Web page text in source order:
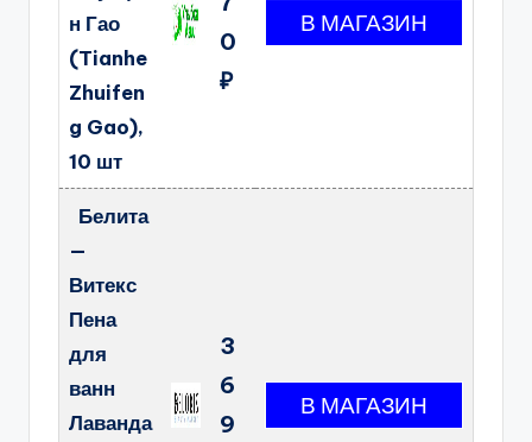
н Гао
(Tianhe
Zhuifen
g Gao),
10 шт
0
₽
Белита
—
Витекс
Пена
для
ванн
Лаванда
3
6
9